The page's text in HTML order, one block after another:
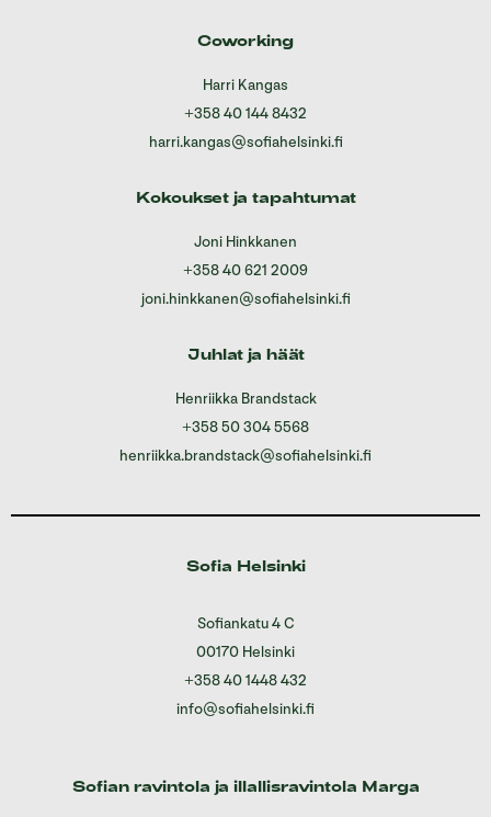
Coworking
Harri Kangas
+358 40 144 8432
harri.kangas@sofiahelsinki.fi
Kokoukset ja tapahtumat
Joni Hinkkanen
+358 40 621 2009
joni.hinkkanen@sofiahelsinki.fi
Juhlat ja häät
Henriikka Brandstack
+358 50 304 5568
henriikka.brandstack@sofiahelsinki.fi
Sofia Helsinki
Sofiankatu 4 C
00170 Helsinki
+358 40 1448 432
info@sofiahelsinki.fi
Sofian ravintola ja illallisravintola Marga